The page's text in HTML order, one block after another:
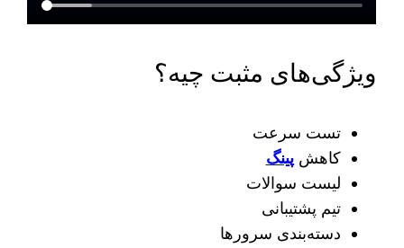
ویژگی‌های مثبت چیه؟
تست سرعت
کاهشپینگ
لیست سوالات
تیم پشتیبانی
دسته‌بندی سرورها